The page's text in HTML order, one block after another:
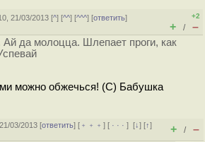
21/03/2013 [^] [^^] [^^^] [ответить]
+2
+ / –
Ай да молоцца. Шлепает проги, как
можно обжечься! (С) Бабушка
03/2013 [ответить] [ ﹢﹢﹢] [ · · ·][↓] [↑]
+ / –